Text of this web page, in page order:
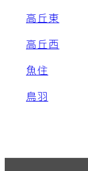
高丘東
高丘西
魚住
鳥羽